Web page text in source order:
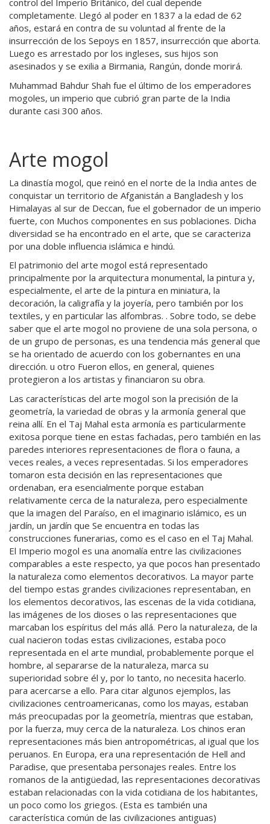
control del Imperio Británico, del cual depende
completamente. Llegó al poder en 1837 a la edad de 62
años, estará en contra de su voluntad al frente de la
insurrección de los Sepoys en 1857, insurrección que aborta.
Luego es arrestado por los ingleses, sus hijos son
asesinados y se exilia a Birmania, Rangún, donde morirá.
Muhammad Bahdur Shah fue el último de los emperadores
mogoles, un imperio que cubrió gran parte de la India
durante casi 300 años.
Arte mogol
La dinastía mogol, que reinó en el norte de la India antes de
conquistar un territorio de Afganistán a Bangladesh y los
Himalayas al sur de Deccan, fue el gobernador de un imperio
fuerte, con Muchos componentes en sus poblaciones. Dicha
diversidad se ha encontrado en el arte, que se caracteriza
por una doble influencia islámica e hindú.
El patrimonio del arte mogol está representado
principalmente por la arquitectura monumental, la pintura y,
especialmente, el arte de la pintura en miniatura, la
decoración, la caligrafía y la joyería, pero también por los
textiles, y en particular las alfombras. . Sobre todo, se debe
saber que el arte mogol no proviene de una sola persona, o
de un grupo de personas, es una tendencia más general que
se ha orientado de acuerdo con los gobernantes en una
dirección. u otro Fueron ellos, en general, quienes
protegieron a los artistas y financiaron su obra.
Las características del arte mogol son la precisión de la
geometría, la variedad de obras y la armonía general que
reina allí. En el Taj Mahal esta armonía es particularmente
exitosa porque tiene en estas fachadas, pero también en las
paredes interiores representaciones de flora o fauna, a
veces reales, a veces representadas. Si los emperadores
tomaron esta decisión en las representaciones que
ordenaban, era esencialmente porque estaban
relativamente cerca de la naturaleza, pero especialmente
que la imagen del Paraíso, en el imaginario islámico, es un
jardín, un jardín que Se encuentra en todas las
construcciones funerarias, como es el caso en el Taj Mahal.
El Imperio mogol es una anomalía entre las civilizaciones
comparables a este respecto, ya que pocos han presentado
la naturaleza como elementos decorativos. La mayor parte
del tiempo estas grandes civilizaciones representaban, en
los elementos decorativos, las escenas de la vida cotidiana,
las imágenes de los dioses o las representaciones que
marcaban los espíritus del más allá. Pero la naturaleza, de la
cual nacieron todas estas civilizaciones, estaba poco
representada en el arte mundial, probablemente porque el
hombre, al separarse de la naturaleza, marca su
superioridad sobre él y, por lo tanto, no necesita hacerlo.
para acercarse a ello. Para citar algunos ejemplos, las
civilizaciones centroamericanas, como los mayas, estaban
más preocupadas por la geometría, mientras que estaban,
por la fuerza, muy cerca de la naturaleza. Los chinos eran
representaciones más bien antropométricas, al igual que los
peruanos. En Europa, era una representación de Hell and
Paradise, que presentaba personajes reales. Entre los
romanos de la antigüedad, las representaciones decorativas
estaban relacionadas con la vida cotidiana de los habitantes,
un poco como los griegos. (Esta es también una
característica común de las civilizaciones antiguas)